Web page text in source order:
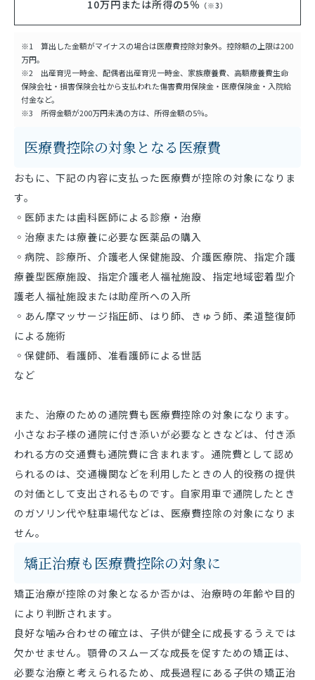
10万円または所得の5％ （※3）
※1 算出した金額がマイナスの場合は医療費控除対象外。控除額の上限は200
万円。
※2 出産育児一時金、配偶者出産育児一時金、家族療養費、高額療養費生命
保険会社・損害保険会社から支払われた傷害費用保険金・医療保険金・入院給
付金など。
※3 所得金額が200万円未満の方は、所得金額の5％。
医療費控除の対象となる医療費
おもに、下記の内容に支払った医療費が控除の対象になりま
す。
◦医師または歯科医師による診療・治療
◦治療または療養に必要な医薬品の購入
◦病院、診療所、介護老人保健施設、介護医療院、指定介護
療養型医療施設、指定介護老人福祉施設、指定地域密着型介
護老人福祉施設または助産所への入所
◦あん摩マッサージ指圧師、はり師、きゅう師、柔道整復師
による施術
◦保健師、看護師、准看護師による世話
など
また、治療のための通院費も医療費控除の対象になります。
小さなお子様の通院に付き添いが必要なときなどは、付き添
われる方の交通費も通院費に含まれます。通院費として認め
られるのは、交通機関などを利用したときの人的役務の提供
の対価として支出されるものです。自家用車で通院したとき
のガソリン代や駐車場代などは、医療費控除の対象になりま
せん。
矯正治療も医療費控除の対象に
矯正治療が控除の対象となるか否かは、治療時の年齢や目的
により判断されます。
良好な噛み合わせの確立は、子供が健全に成長するうえでは
欠かせません。顎骨のスムーズな成長を促すための矯正は、
必要な治療と考えられるため、成長過程にある子供の矯正治